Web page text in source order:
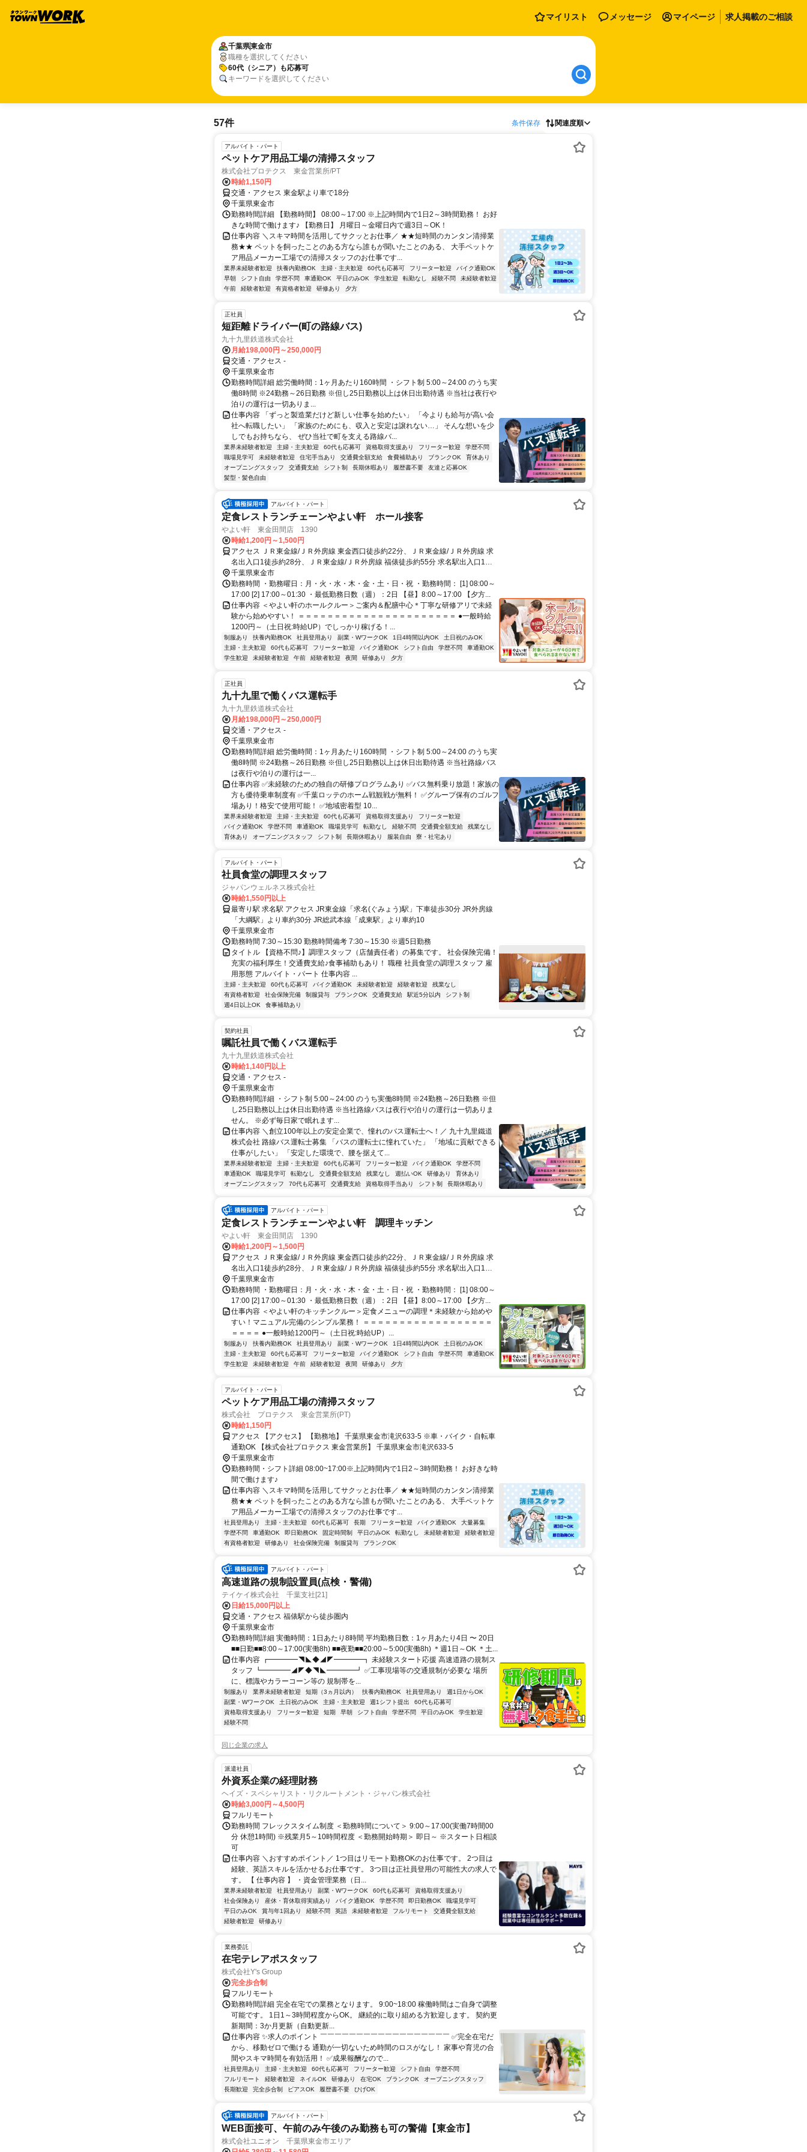
マイリスト メッセージ マイページ 求人掲載のご相談
千葉県東金市
職種を選択してください
60代（シニア）も応募可
キーワードを選択してください
57件 条件保存 関連度順
アルバイト・パート
ペットケア用品工場の清掃スタッフ
株式会社プロテクス 東金営業所/PT
時給1,150円
交通・アクセス 東金駅より車で18分
千葉県東金市
勤務時間詳細 【勤務時間】 08:00～17:00 ※上記時間内で1日2～3時間勤務！ お好
きな時間で働けます♪ 【勤務日】 月曜日～金曜日内で週3日～OK！
仕事内容 ＼スキマ時間を活用してサクッとお仕事／ ★★短時間のカンタン清掃業
務★★ ペットを飼ったことのある方なら誰もが聞いたことのある、 大手ペットケ
ア用品メーカー工場での清掃スタッフのお仕事です...
業界未経験者歓迎 扶養内勤務OK 主婦・主夫歓迎 60代も応募可 フリーター歓迎
バイク通勤OK
早朝
シフト自由 学歴不問 車通勤OK 平日のみOK 学生歓迎 転勤なし 経験不問
未経験者歓迎
午前
経験者歓迎 有資格者歓迎 研修あり 夕方
正社員
短距離ドライバー(町の路線バス)
九十九里鉄道株式会社
月給198,000円～250,000円
交通・アクセス -
千葉県東金市
勤務時間詳細 総労働時間：1ヶ月あたり160時間 ・シフト制 5:00～24:00 のうち実
働8時間 ※24勤務～26日勤務 ※但し25日勤務以上は休日出勤待遇 ※当社は夜行や
泊りの運行は一切ありま...
仕事内容 「ずっと製造業だけど新しい仕事を始めたい」 「今よりも給与が高い会
社へ転職したい」 「家族のためにも、収入と安定は譲れない…」 そんな想いを少
しでもお持ちなら、 ぜひ当社で町を支える路線バ...
業界未経験者歓迎 主婦・主夫歓迎 60代も応募可 資格取得支援あり フリーター歓迎
学歴不問
職場見学可
未経験者歓迎 住宅手当あり 交通費全額支給 食費補助あり ブランクOK
育休あり
オープニングスタッフ
交通費支給 シフト制 長期休暇あり 履歴書不要
友達と応募OK
髪型・髪色自由
アルバイト・パート
定食レストランチェーンやよい軒 ホール接客
やよい軒 東金田間店 1390
時給1,200円～1,500円
アクセス ＪＲ東金線/ＪＲ外房線 東金西口徒歩約22分、ＪＲ東金線/ＪＲ外房線 求
名出入口1徒歩約28分、ＪＲ東金線/ＪＲ外房線 福俵徒歩約55分 求名駅出入口1よ
り車4分
千葉県東金市
勤務時間 ・勤務曜日：月・火・水・木・金・土・日・祝 ・勤務時間： [1] 08:00～
17:00 [2] 17:00～01:30 ・最低勤務日数（週）：2日 【昼】8:00～17:00 【夕方...
仕事内容 ＜やよい軒のホールクルー＞ご案内＆配膳中心＊丁寧な研修アリで未経
験から始めやすい！ ＝＝＝＝＝＝＝＝＝＝＝＝＝＝＝＝＝＝＝＝＝＝ ●一般時給
1200円～（土日祝:時給UP）でしっかり稼げる！...
制服あり 扶養内勤務OK 社員登用あり 副業・WワークOK 1日4時間以内OK
土日祝のみOK
主婦・主夫歓迎
60代も応募可 フリーター歓迎 バイク通勤OK シフト自由 学歴不問
車通勤OK
学生歓迎
未経験者歓迎 午前 経験者歓迎 夜間 研修あり 夕方
正社員
九十九里で働くバス運転手
九十九里鉄道株式会社
月給198,000円～250,000円
交通・アクセス -
千葉県東金市
勤務時間詳細 総労働時間：1ヶ月あたり160時間 ・シフト制 5:00～24:00 のうち実
働8時間 ※24勤務～26日勤務 ※但し25日勤務以上は休日出勤待遇 ※当社路線バス
は夜行や泊りの運行は一...
仕事内容 ✅未経験のための独自の研修プログラムあり ✅バス無料乗り放題！家族の
方も優待乗車制度有 ✅千葉ロッテのホーム戦観戦が無料！ ✅グループ保有のゴルフ
場あり！格安で使用可能！ ✅地域密着型 10...
業界未経験者歓迎 主婦・主夫歓迎 60代も応募可 資格取得支援あり
フリーター歓迎
バイク通勤OK
学歴不問 車通勤OK 職場見学可 転勤なし 経験不問 交通費全額支給
残業なし
育休あり
オープニングスタッフ シフト制 長期休暇あり 服装自由 寮・社宅あり
アルバイト・パート
社員食堂の調理スタッフ
ジャパンウェルネス株式会社
時給1,550円以上
最寄り駅 求名駅 アクセス JR東金線「求名(ぐみょう)駅」下車徒歩30分 JR外房線
「大綱駅」より車約30分 JR総武本線「成東駅」より車約10
千葉県東金市
勤務時間 7:30～15:30 勤務時間備考 7:30～15:30 ※週5日勤務
タイトル 【資格不問♪】調理スタッフ（店舗責任者）の募集です。 社会保険完備！
充実の福利厚生！交通費支給♪食事補助もあり！ 職種 社員食堂の調理スタッフ 雇
用形態 アルバイト・パート 仕事内容 ...
主婦・主夫歓迎 60代も応募可 バイク通勤OK 未経験者歓迎 経験者歓迎
残業なし
有資格者歓迎
社会保険完備 制服貸与 ブランクOK 交通費支給 駅近5分以内
シフト制
週4日以上OK
食事補助あり
契約社員
嘱託社員で働くバス運転手
九十九里鉄道株式会社
時給1,140円以上
交通・アクセス -
千葉県東金市
勤務時間詳細 ・シフト制 5:00～24:00 のうち実働8時間 ※24勤務～26日勤務 ※但
し25日勤務以上は休日出勤待遇 ※当社路線バスは夜行や泊りの運行は一切ありま
せん。 ※必ず毎日家で眠れます...
仕事内容 ＼創立100年以上の安定企業で、憧れのバス運転士へ！／ 九十九里鐵道
株式会社 路線バス運転士募集 「バスの運転士に憧れていた」 「地域に貢献できる
仕事がしたい」 「安定した環境で、腰を据えて...
業界未経験者歓迎 主婦・主夫歓迎 60代も応募可 フリーター歓迎 バイク通勤OK
学歴不問
車通勤OK
職場見学可 転勤なし 交通費全額支給 残業なし 週払いOK 研修あり
育休あり
オープニングスタッフ
70代も応募可 交通費支給 資格取得手当あり シフト制 長期休暇あり
アルバイト・パート
定食レストランチェーンやよい軒 調理キッチン
やよい軒 東金田間店 1390
時給1,200円～1,500円
アクセス ＪＲ東金線/ＪＲ外房線 東金西口徒歩約22分、ＪＲ東金線/ＪＲ外房線 求
名出入口1徒歩約28分、ＪＲ東金線/ＪＲ外房線 福俵徒歩約55分 求名駅出入口1よ
り車4分
千葉県東金市
勤務時間 ・勤務曜日：月・火・水・木・金・土・日・祝 ・勤務時間： [1] 08:00～
17:00 [2] 17:00～01:30 ・最低勤務日数（週）：2日 【昼】8:00～17:00 【夕方...
仕事内容 ＜やよい軒のキッチンクルー＞定食メニューの調理＊未経験から始めや
すい！マニュアル完備のシンプル業務！ ＝＝＝＝＝＝＝＝＝＝＝＝＝＝＝＝＝＝
＝＝＝＝ ●一般時給1200円～（土日祝:時給UP）...
制服あり 扶養内勤務OK 社員登用あり 副業・WワークOK 1日4時間以内OK
土日祝のみOK
主婦・主夫歓迎
60代も応募可 フリーター歓迎 バイク通勤OK シフト自由 学歴不問
車通勤OK
学生歓迎
未経験者歓迎 午前 経験者歓迎 夜間 研修あり 夕方
アルバイト・パート
ペットケア用品工場の清掃スタッフ
株式会社 プロテクス 東金営業所(PT)
時給1,150円
アクセス 【アクセス】 【勤務地】 千葉県東金市滝沢633-5 ※車・バイク・自転車
通勤OK 【株式会社プロテクス 東金営業所】 千葉県東金市滝沢633-5
千葉県東金市
勤務時間・シフト詳細 08:00~17:00※上記時間内で1日2～3時間勤務！ お好きな時
間で働けます♪
仕事内容 ＼スキマ時間を活用してサクッとお仕事／ ★★短時間のカンタン清掃業
務★★ ペットを飼ったことのある方なら誰もが聞いたことのある、 大手ペットケ
ア用品メーカー工場での清掃スタッフのお仕事です...
社員登用あり 主婦・主夫歓迎 60代も応募可 長期 フリーター歓迎 バイク通勤OK
大量募集
学歴不問
車通勤OK 即日勤務OK 固定時間制 平日のみOK 転勤なし 未経験者歓迎
経験者歓迎
有資格者歓迎
研修あり 社会保険完備 制服貸与 ブランクOK
アルバイト・パート
高速道路の規制設置員(点検・警備)
テイケイ株式会社 千葉支社[21]
日給15,000円以上
交通・アクセス 福俵駅から徒歩圏内
千葉県東金市
勤務時間詳細 実働時間：1日あたり8時間 平均勤務日数：1ヶ月あたり4日 〜 20日
■■日勤■■8:00～17:00(実働8h) ■■夜勤■■20:00～5:00(実働8h) ＊週1日～OK ＊土...
仕事内容 ┏━━━━◥◣◆◢◤━━━━┓ 未経験スタート応援 高速道路の規制ス
タッフ ┗━━━━◢◤◆◥◣━━━━┛ ✅工事現場等の交通規制が必要な 場所
に、標識やカラーコーン等の 規制帯を...
制服あり 業界未経験者歓迎 短期（3ヵ月以内） 扶養内勤務OK 社員登用あり
週1日からOK
副業・WワークOK
土日祝のみOK 主婦・主夫歓迎 週1シフト提出
60代も応募可
資格取得支援あり
フリーター歓迎 短期 早朝 シフト自由 学歴不問 平日のみOK
学生歓迎
経験不問
同じ企業の求人
派遣社員
外資系企業の経理財務
ヘイズ・スペシャリスト・リクルートメント・ジャパン株式会社
時給3,000円～4,500円
フルリモート
勤務時間 フレックスタイム制度 ＜勤務時間について＞ 9:00～17:00(実働7時間00
分 休憩1時間) ※残業月5～10時間程度 ＜勤務開始時期＞ 即日～ ※スタート日相談
可
仕事内容 ＼おすすめポイント／ 1つ目はリモート勤務OKのお仕事です。 2つ目は
経験、英語スキルを活かせるお仕事です。 3つ目は正社員登用の可能性大の求人で
す。 【 仕事内容 】 ・資金管理業務（日...
業界未経験者歓迎 社員登用あり 副業・WワークOK 60代も応募可
資格取得支援あり
社会保険あり
産休・育休取得実績あり バイク通勤OK 学歴不問 即日勤務OK
職場見学可
平日のみOK
賞与年1回あり 経験不問 英語 未経験者歓迎 フルリモート
交通費全額支給
経験者歓迎
研修あり
業務委託
在宅テレアポスタッフ
株式会社Y's Group
完全歩合制
フルリモート
勤務時間詳細 完全在宅での業務となります。 9:00~18:00 稼働時間はご自身で調整
可能です。 1日1～3時間程度からOK。 継続的に取り組める方歓迎します。 契約更
新期間：3か月更新（自動更新...
仕事内容 ✨求人のポイント ￣￣￣￣￣￣￣￣￣￣￣￣￣￣￣￣￣￣ ✅完全在宅だ
から、移動ゼロで働ける 通勤が一切ないため時間のロスがなし！ 家事や育児の合
間やスキマ時間を有効活用！ ✅成果報酬なので...
社員登用あり 主婦・主夫歓迎 60代も応募可 フリーター歓迎 シフト自由
学歴不問
フルリモート
経験者歓迎 ネイルOK 研修あり 在宅OK ブランクOK
オープニングスタッフ
長期歓迎
完全歩合制 ピアスOK 履歴書不要 ひげOK
アルバイト・パート
WEB面接可、午前のみ午後のみ勤務も可の警備【東金市】
株式会社ユニオン 千葉県東金市エリア